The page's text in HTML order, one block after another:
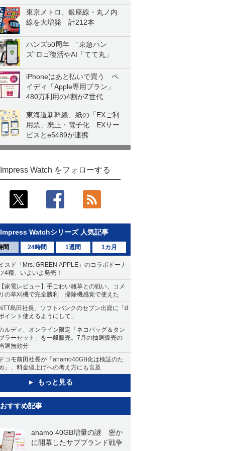
東京メトロ、銀座線・丸ノ内
線を大増発 計212本
ハンズ50周年 “東急ハン
ズ”ロゴ復活やAI「てて丸」
iPhoneはあと払いで買う ペ
イディ「Apple専用プラン」
480万利用の4割がZ世代
東海道新幹線、紙の「EXご利
用票」廃止・電子化 EXサー
ビスとe5489が連携
Impress Watch をフォローする
Impress Watchシリーズ 人気記事
間 24時間 1週間 1カ月
スド「Mrs. GREEN APPLE」のコラボドーナ
4種、いよいよ発売！
家電レビュー】手ごわい雑草との戦い、コメ
の草刈機で完全勝利 掃除機感覚で使えた
島田社長、ソフトバンクのセブン出資に「d
イント使えるようにして」
ルディ、オンライン限定「ネコバッグ＆タン
ラーセット」を一般販売。7月の抽選販売の
選無効分
コモ前田社長が「ahamo40GB化は検証のた
」、料金値上げへの考え方にも言及
もっと見る
おすすめ記事
ahamo 40GB増量の謎 密か
に開幕したサブブランド戦争